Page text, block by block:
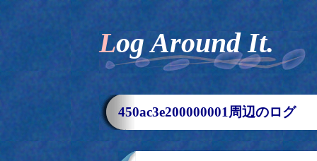
Log Around It.
450ac3e200000001周辺のログ